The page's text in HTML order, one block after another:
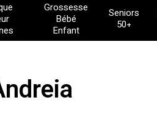
Grossesse
Bébé
Enfant
Seniors
50+